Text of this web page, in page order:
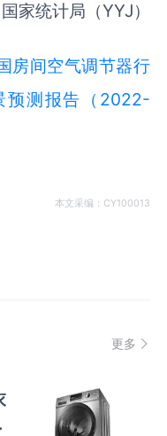
家统计局（YYJ）
房间空气调节器行
预测报告（2022-
本文采编：CY100013
更多